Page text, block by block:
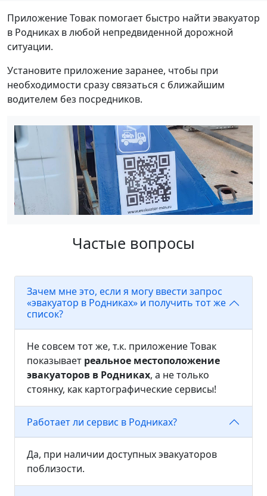
Приложение Товак помогает быстро найти эвакуатор
в Родниках в любой непредвиденной дорожной
ситуации.
Установите приложение заранее, чтобы при
необходимости сразу связаться с ближайшим
водителем без посредников.
Частые вопросы
Зачем мне это, если я могу ввести запрос
«эвакуатор в Родниках» и получить тот же
список?
Не совсем тот же, т.к. приложение Товак
показывает реальное местоположение
эвакуаторов в Родниках, а не только
стоянку, как картографические сервисы!
Работает ли сервис в Родниках?
Да, при наличии доступных эвакуаторов
поблизости.